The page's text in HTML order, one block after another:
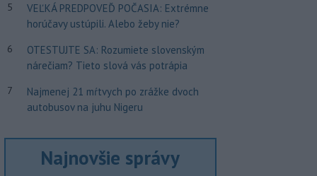
5
VEĽKÁ PREDPOVEĎ POČASIA: Extrémne
horúčavy ustúpili. Alebo žeby nie?
6
OTESTUJTE SA: Rozumiete slovenským
nárečiam? Tieto slová vás potrápia
7
Najmenej 21 mŕtvych po zrážke dvoch
autobusov na juhu Nigeru
Najnovšie správy